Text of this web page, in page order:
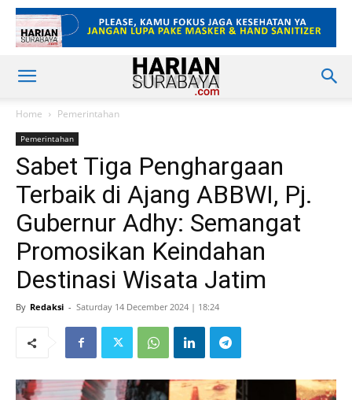
Home Pemerintahan
Pemerintahan
Sabet Tiga Penghargaan
Terbaik di Ajang ABBWI, Pj.
Gubernur Adhy: Semangat
Promosikan Keindahan
Destinasi Wisata Jatim
By Redaksi - Saturday 14 December 2024 | 18:24